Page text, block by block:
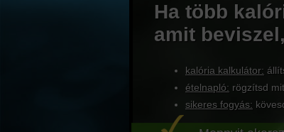
Ha több
amit
kalória kalkulátor:
ételnapló: rögzítsd
sikeres fogyás: